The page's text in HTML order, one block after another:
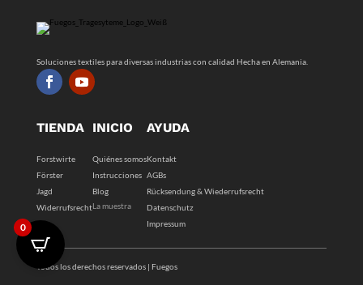
Soluciones textiles para diversas industrias con calidad Hecha en Alemania.
TIENDA
Forstwirte
Förster
Jagd
Widerrufsrecht
INICIO
Quiénes somos
Instrucciones
Blog
La muestra
AYUDA
Kontakt
AGBs
Rücksendung & Wiederrufsrecht
Datenschutz
Impressum
Todos los derechos reservados | Fuegos
0